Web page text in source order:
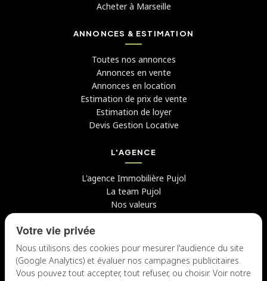
Acheter à Marseille
ANNONCES & ESTIMATION
Toutes nos annonces
Annonces en vente
Annonces en location
Estimation de prix de vente
Estimation de loyer
Devis Gestion Locative
L'AGENCE
L'agence Immobilière Pujol
La team Pujol
Nos valeurs
Candidater chez nous
NOUS CONTACTER
Votre vie privée
Nous utilisons des cookies pour mesurer l'audience du site
(Google Analytics) et évaluer nos campagnes publicitaires.
Vous pouvez tout accepter, tout refuser, ou choisir. Voir notre